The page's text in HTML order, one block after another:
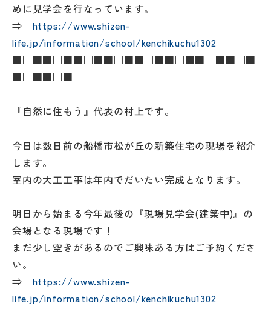
めに見学会を行なっています。
⇒ https://www.shizen-
life.jp/information/school/kenchikuchu1302
■□■■□■■□■■□■■□■■□■■□■■□■
■□■■□■
『自然に住もう』代表の村上です。
今日は数日前の船橋市松が丘の新築住宅の現場を紹介
します。
室内の大工工事は年内でだいたい完成となります。
明日から始まる今年最後の『現場見学会(建築中)』の
会場となる現場です！
まだ少し空きがあるのでご興味ある方はご予約くださ
い。
⇒ https://www.shizen-
life.jp/information/school/kenchikuchu1302